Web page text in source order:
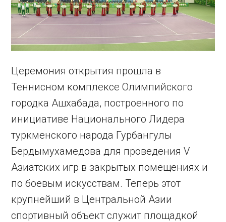
Церемония открытия прошла в
Теннисном комплексе Олимпийского
городка Ашхабада, построенного по
инициативе Национального Лидера
туркменского народа Гурбангулы
Бердымухамедова для проведения V
Азиатских игр в закрытых помещениях и
по боевым искусствам. Теперь этот
крупнейший в Центральной Азии
спортивный объект служит площадкой